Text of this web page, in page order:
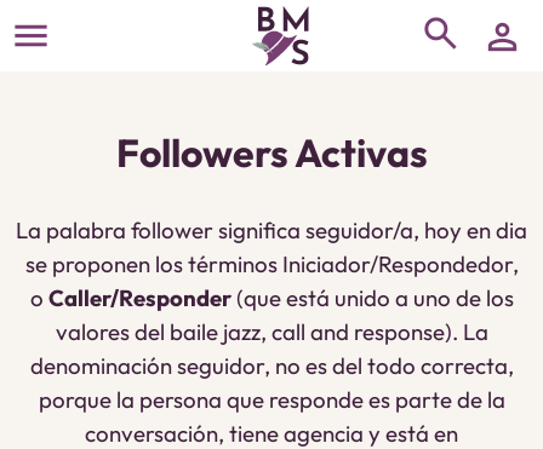
menu search person
Followers Activas
La palabra follower significa seguidor/a, hoy en dia
se proponen los términos Iniciador/Respondedor,
o Caller/Responder(que está unido a uno de los
valores del baile jazz, call and response). La
denominación seguidor, no es del todo correcta,
porque la persona que responde es parte de la
conversación, tiene agencia y está en